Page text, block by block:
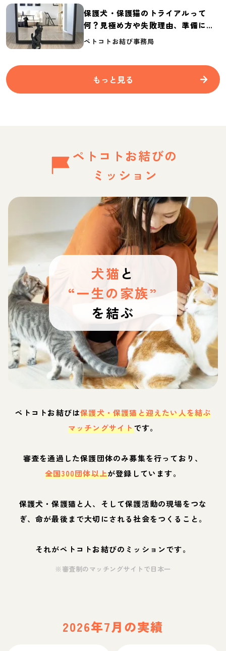
保護犬・保護猫のトライアルって
何？見極め方や失敗理由、準備に必
要なものを紹介
ペトコトお結び事務局
もっと見る
ペトコトお結びの
ミッション
犬猫 と
“一生の家族”
を結ぶ
ペトコトお結びは保護犬・保護猫と迎えたい人を結ぶ
マッチングサイトです。
審査を通過した保護団体のみ募集を行っており、
全国300団体以上が登録しています。
保護犬・保護猫と人、そして保護活動の現場をつな
ぎ、命が最後まで大切にされる社会をつくること。
それがペトコトお結びのミッションです。
※審査制のマッチングサイトで日本一
2026年7月の実績